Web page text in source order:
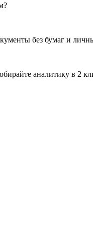
без бумаг и
аналитику в 2